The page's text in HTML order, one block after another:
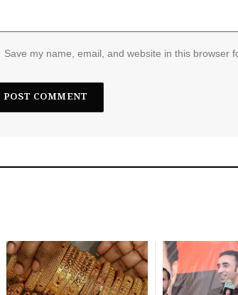
Save my name, email, and website in this browser